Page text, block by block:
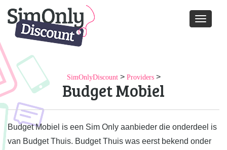
Toggle
SimOnlyDiscount > Providers >
Budget Mobiel
Budget Mobiel is een Sim Only aanbieder die onderdeel is
van Budget Thuis. Budget Thuis was eerst bekend onder